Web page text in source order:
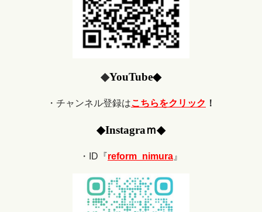
◆YouTube◆
・チャンネル登録はこちらをクリック ！
◆Instagraｍ◆
・ID『reform_nimura 』